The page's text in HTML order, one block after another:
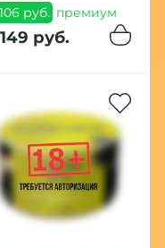
руб. премиум
руб.